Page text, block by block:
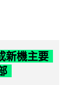
新機主要